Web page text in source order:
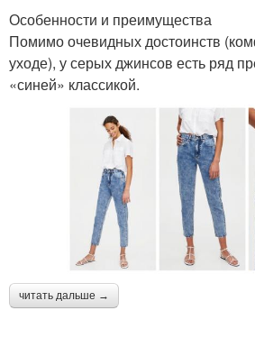
Особенности и преимущества
Помимо очевидных достоинств
уходе), у серых джинсов есть ряд
«синей» классикой.
читать дальше →